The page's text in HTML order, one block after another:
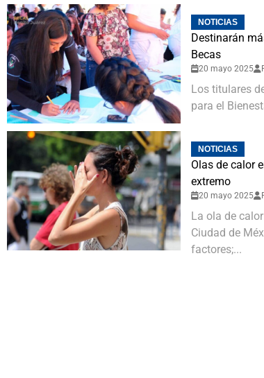
NOTICIAS
Destinarán
Becas
20 mayo 2025
Los titulares
para el
NOTICIAS
Olas de calor
extremo
20 mayo 2025
La ola de
Ciudad de
factores;...